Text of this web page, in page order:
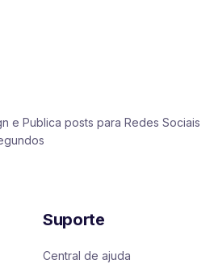
e Publica posts para Redes Sociais
Suporte
Central de ajuda